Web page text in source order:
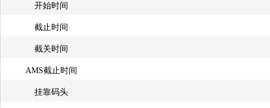
开始时间
截止时间
截关时间
AMS截止时间
挂靠码头